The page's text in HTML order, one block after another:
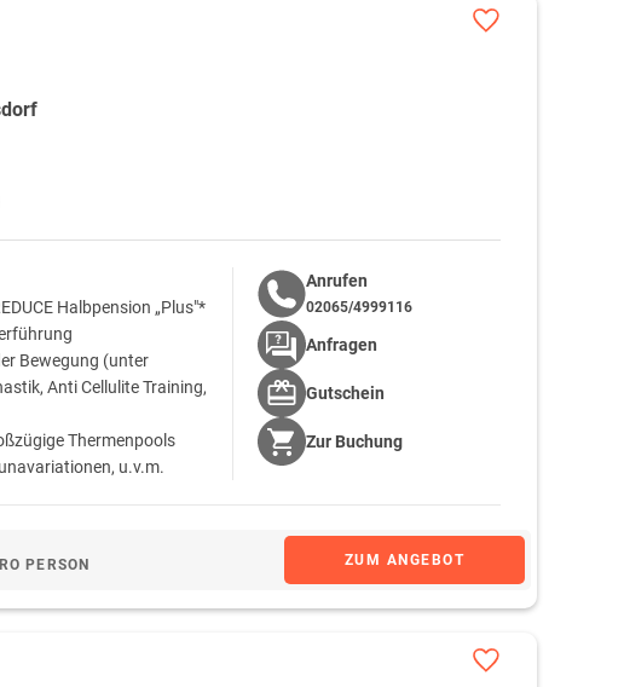
Halbpension „Plus"*
Bewegung (unter
Anti Cellulite Training,
Thermenpools
u.v.m.
PERSON ZUM ANGEBOT
Anrufen
02065/4999116
Anfragen
Gutschein
Zur Buchung